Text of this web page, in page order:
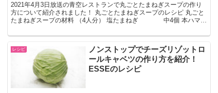
2021年4月3日放送の青空レストランで丸ごとたまねぎスープの作り
方について紹介されました！ 丸ごとたまねぎスープのレシピ 丸ごと
たまねぎスープの材料 （4人分） 塩たまねぎ 中4個 本ハマグ
レシピ
ノンストップでチーズリゾットロ
ールキャベツの作り方を紹介！
ESSEのレシピ